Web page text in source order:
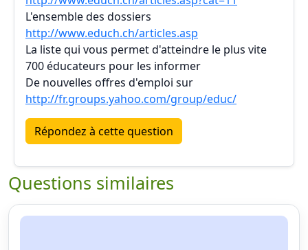
L'ensemble des dossiers
http://www.educh.ch/articles.asp
La liste qui vous permet d'atteindre le plus vite
700 éducateurs pour les informer
De nouvelles offres d'emploi sur
http://fr.groups.yahoo.com/group/educ/
Répondez à cette question
Questions similaires